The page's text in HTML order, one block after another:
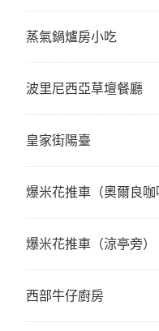
蒸氣鍋爐房小吃
波里尼西亞草壇餐廳
皇家街陽臺
爆米花推車（奧爾良咖
爆米花推車（涼亭旁）
西部牛仔廚房